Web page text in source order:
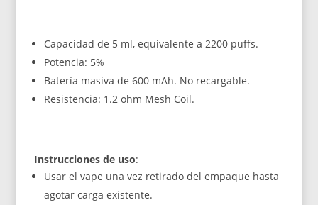
Capacidad de 5 ml, equivalente a 2200 puffs.
Potencia: 5%
Batería masiva de 600 mAh. No recargable.
Resistencia: 1.2 ohm Mesh Coil.
Instrucciones de uso:
Usar el vape una vez retirado del empaque hasta
agotar carga existente.